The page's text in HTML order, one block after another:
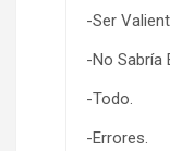
-Ser
-No Sabría
-Todo.
-Errores.